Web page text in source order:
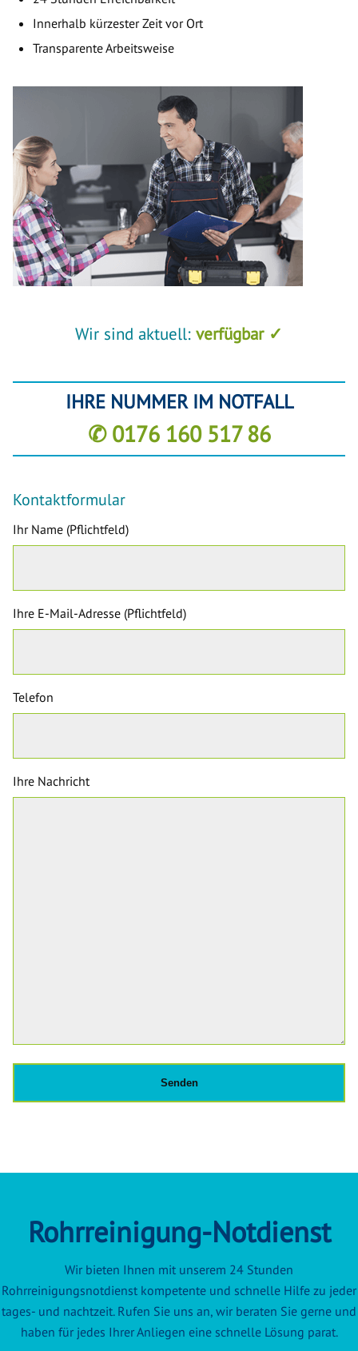
Innerhalb kürzester Zeit vor Ort
Transparente Arbeitsweise
Wir sind aktuell: verfügbar ✓
IHRE NUMMER IM NOTFALL
✆ 0176 160 517 86
Kontaktformular
Ihr Name (Pflichtfeld)
Ihre E-Mail-Adresse (Pflichtfeld)
Telefon
Ihre Nachricht
Rohrreinigung-Notdienst
Wir bieten Ihnen mit unserem 24 Stunden
Rohrreinigungsnotdienst kompetente und schnelle Hilfe zu jeder
tages- und nachtzeit. Rufen Sie uns an, wir beraten Sie gerne und
haben für jedes Ihrer Anliegen eine schnelle Lösung parat.